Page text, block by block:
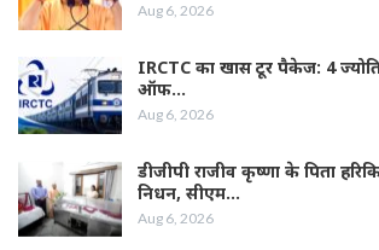
Aug 6, 2026
IRCTC का खास टूर पैकेज: 4
ऑफ…
Aug 6, 2026
डीजीपी राजीव कृष्णा के पिता
निधन, सीएम…
Aug 6, 2026